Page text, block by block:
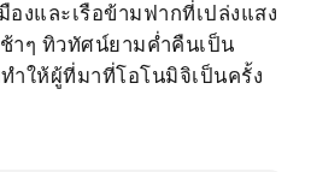
องและเรือข้ามฟากที่เปล่งแสง
าๆ ทิวทัศน์ยามค่ำคืนเป็น
ำให้ผู้ที่มาที่โอโนมิจิเป็นครั้ง